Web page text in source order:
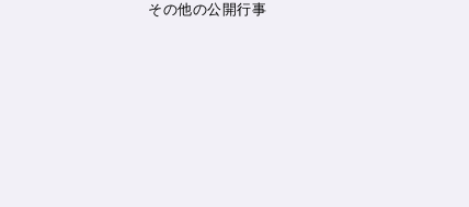
その他の公開行事